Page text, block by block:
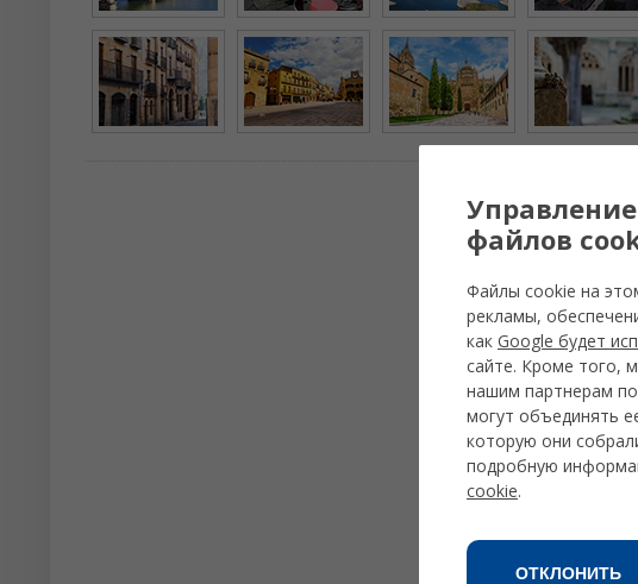
файлов
Файлы cookie на
рекламы,
как Google будет
сайте. Кроме того,
нашим партнерам
могут объединять
которую они
подробную
cookie.
ОТКЛОНИТЬ